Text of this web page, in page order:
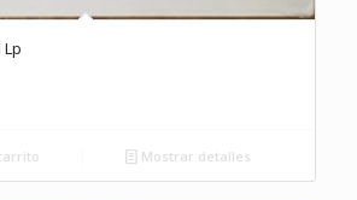
Mostrar detalles